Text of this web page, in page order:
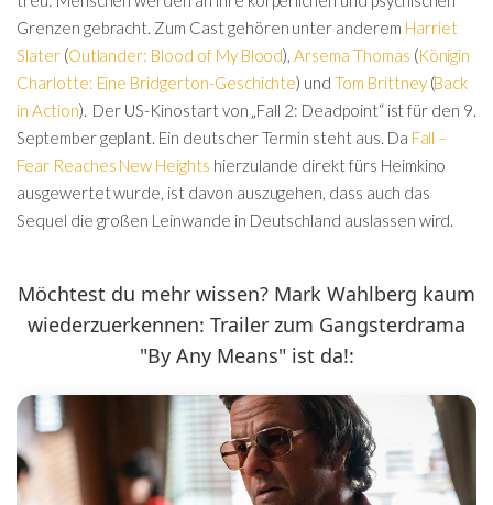
Grenzen gebracht. Zum Cast gehören unter anderem Harriet
Slater(Outlander: Blood of My Blood),Arsema Thomas (Königin
Charlotte: Eine Bridgerton-Geschichte) undTom Brittney(Back
in Action). Der US-Kinostart von „Fall 2: Deadpoint“ ist für den 9.
September geplant. Ein deutscher Termin steht aus. Da Fall –
Fear Reaches New Heights hierzulande direkt fürs Heimkino
ausgewertet wurde, ist davon auszugehen, dass auch das
Sequel die großen Leinwande in Deutschland auslassen wird.
Möchtest du mehr wissen? Mark Wahlberg kaum
wiederzuerkennen: Trailer zum Gangsterdrama
"By Any Means" ist da!: